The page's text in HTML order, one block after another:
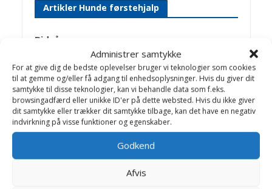
Administrer samtykke
For at give dig de bedste oplevelser bruger vi teknologier som cookies
til at gemme og/eller få adgang til enhedsoplysninger. Hvis du giver dit
samtykke til disse teknologier, kan vi behandle data som f.eks.
browsingadfærd eller unikke ID'er på dette websted. Hvis du ikke giver
dit samtykke eller trækker dit samtykke tilbage, kan det have en negativ
indvirkning på visse funktioner og egenskaber.
Godkend
Afvis
Artikler Hunde førstehjalp
Bidsår
Brækket klo
DRUKNING
Dyrlægekontrol
Forbrænding